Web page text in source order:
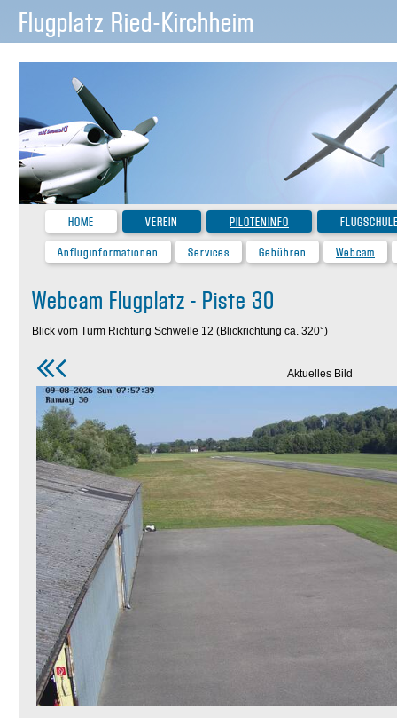
Flugplatz Ried-Kirchheim
HOME VEREIN PILOTENINFO
Anfluginformationen
Services Gebühren Webcam
Webcam Flugplatz - Piste 30
Blick vom Turm Richtung Schwelle 12 (Blickrichtung ca. 320°)
Aktuelles Bild